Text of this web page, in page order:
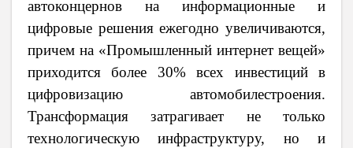
автоконцернов на информационные и
цифровые решения ежегодно увеличиваются,
причем на «Промышленный интернет вещей»
приходится более 30% всех инвестиций в
цифровизацию автомобилестроения.
Трансформация затрагивает не только
технологическую инфраструктуру, но и